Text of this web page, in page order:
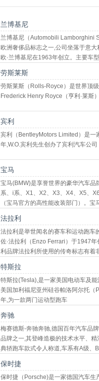
兰博基尼
兰博基尼（Automobili Lamborghini
欧洲奢侈品标志之一,公司坐落于意
欧·兰博基尼在1963年创立。主要车
劳斯莱斯
劳斯莱斯（Rolls-Royce）是世界顶
Frederick Henry Royce（亨利·莱斯
宾利
宾利（BentleyMotors Limited）是一
年,W.O.宾利先生创办了宾利汽车公司
宝马
宝马(BMW)是享誉世界的豪华汽车
系、i系、X1、X2、X3、X4、X5、
（宝马官方的高性能改装部门）。
法拉利
法拉利是举世闻名的赛车和运动跑
佐·法拉利（Enzo Ferrari）于1947
利品牌法拉利所使用的传奇标志有着
特斯拉
特斯拉(Tesla),是一家美国电动车及
美国加利福尼亚州硅谷帕洛阿尔托
年,为一款两门运动型跑车
奔驰
梅赛德斯-奔驰奔驰,德国百年汽车品
品牌之一,其登峰造极的技术水平、
典轿跑车款式令人称道,车系有A级
保时捷
保时捷（Porsche)是一家德国汽车